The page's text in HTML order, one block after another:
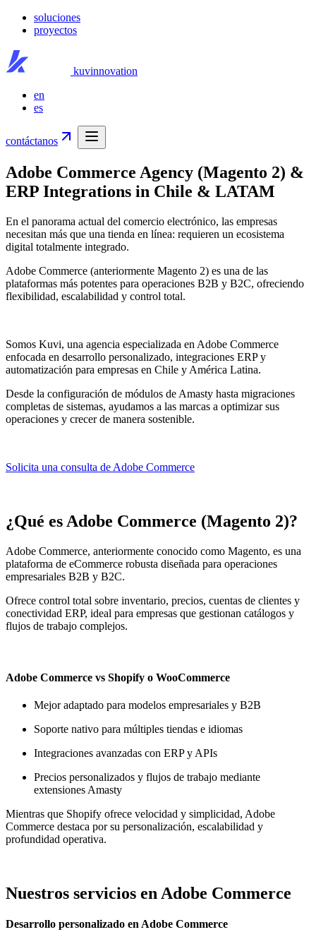
soluciones
proyectos
kuvinnovation
en
es
contáctanos
Adobe Commerce Agency (Magento 2) &
ERP Integrations in Chile & LATAM
En el panorama actual del comercio electrónico, las empresas
necesitan más que una tienda en línea: requieren un ecosistema
digital totalmente integrado.
Adobe Commerce (anteriormente Magento 2) es una de las
plataformas más potentes para operaciones B2B y B2C, ofreciendo
flexibilidad, escalabilidad y control total.
Somos Kuvi, una agencia especializada en Adobe Commerce
enfocada en desarrollo personalizado, integraciones ERP y
automatización para empresas en Chile y América Latina.
Desde la configuración de módulos de Amasty hasta migraciones
completas de sistemas, ayudamos a las marcas a optimizar sus
operaciones y crecer de manera sostenible.
Solicita una consulta de Adobe Commerce
¿Qué es Adobe Commerce (Magento 2)?
Adobe Commerce, anteriormente conocido como Magento, es una
plataforma de eCommerce robusta diseñada para operaciones
empresariales B2B y B2C.
Ofrece control total sobre inventario, precios, cuentas de clientes y
conectividad ERP, ideal para empresas que gestionan catálogos y
flujos de trabajo complejos.
Adobe Commerce vs Shopify o WooCommerce
Mejor adaptado para modelos empresariales y B2B
Soporte nativo para múltiples tiendas e idiomas
Integraciones avanzadas con ERP y APIs
Precios personalizados y flujos de trabajo mediante
extensiones Amasty
Mientras que Shopify ofrece velocidad y simplicidad, Adobe
Commerce destaca por su personalización, escalabilidad y
profundidad operativa.
Nuestros servicios en Adobe Commerce
Desarrollo personalizado en Adobe Commerce